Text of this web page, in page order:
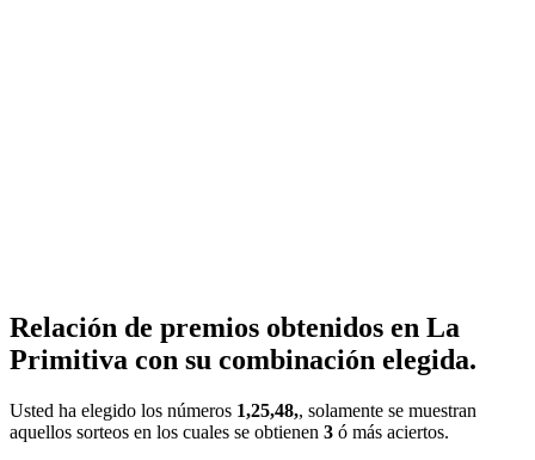
Relación de premios obtenidos en La
Primitiva con su combinación elegida.
Usted ha elegido los números 1,25,48,, solamente se muestran
aquellos sorteos en los cuales se obtienen 3 ó más aciertos.